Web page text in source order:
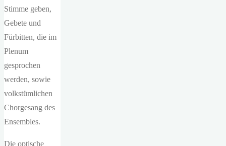
Stimme geben,
Gebete und
Fürbitten, die im
Plenum
gesprochen
werden, sowie
volkstümlichen
Chorgesang des
Ensembles.
Die optische